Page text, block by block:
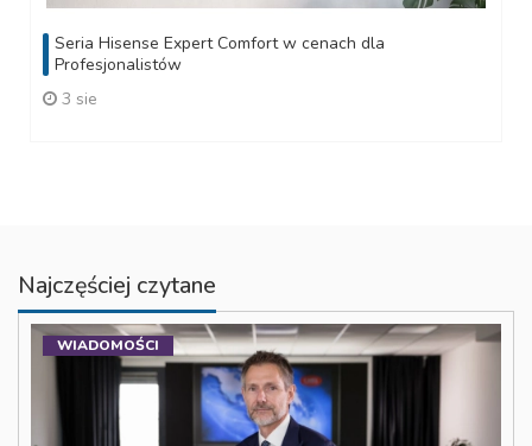
Seria Hisense Expert Comfort w cenach dla
Profesjonalistów
3 sie
Najczęściej czytane
WIADOMOŚCI